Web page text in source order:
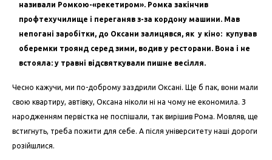
називали Ромкою-«рекетиром». Ромка закінчив
профтехучилище і переганяв з-за кордону машини. Мав
непогані заробітки, до Оксани залицявся, як у кіно: купував
оберемки троянд серед зими, водив у ресторани. Вона і не
встояла: у травні відсвяткували пишне весілля.
Чесно кажучи, ми по-доброму заздрили Оксані. Ще б пак, вони мали
свою квартиру, автівку, Оксана ніколи ні на чому не економила. З
народженням первістка не поспішали, так вирішив Рома. Мовляв, ще
встигнуть, треба пожити для себе. А після університету наші дороги
розійшлися.